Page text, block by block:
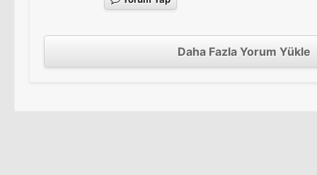
Daha Fazla Yorum Yükle